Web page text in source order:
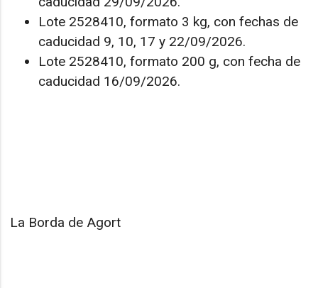
Lote 2528410, formato 3 kg, con fechas de
caducidad 9, 10, 17 y 22/09/2026.
Lote 2528410, formato 200 g, con fecha de
caducidad 16/09/2026.
La Borda de Agort